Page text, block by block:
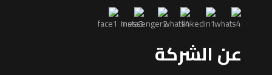
عن الشركة